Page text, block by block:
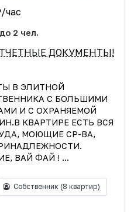
час
до 2 чел.
ДОКУМЕНТЫ!
В ЭЛИТНОЙ
С БОЛЬШИМИ
И С ОХРАНЯЕМОЙ
КВАРТИРЕ ЕСТЬ ВСЯ
МОЮЩИЕ СР-ВА,
ВАЙ ФАЙ ! ...
Собственник (8 квартир)